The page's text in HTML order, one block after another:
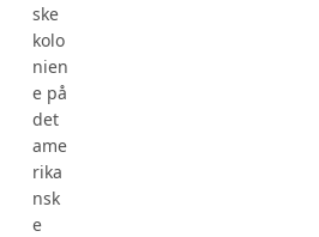
ske
kolo
nien
e på
det
ame
rika
nsk
e